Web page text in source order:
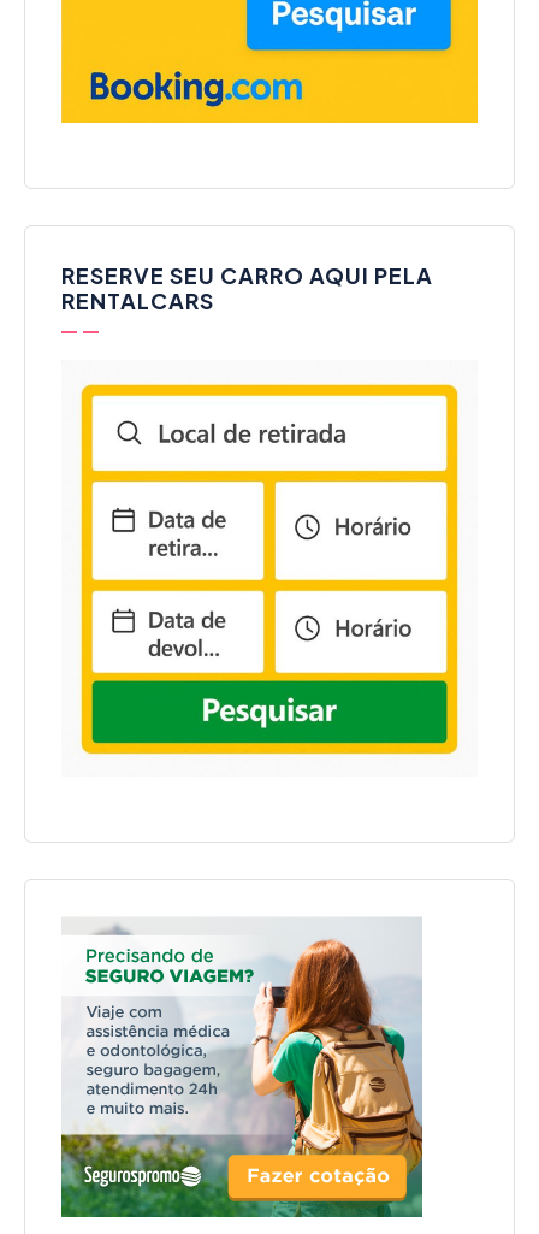
RESERVE SEU CARRO AQUI PELA
RENTALCARS